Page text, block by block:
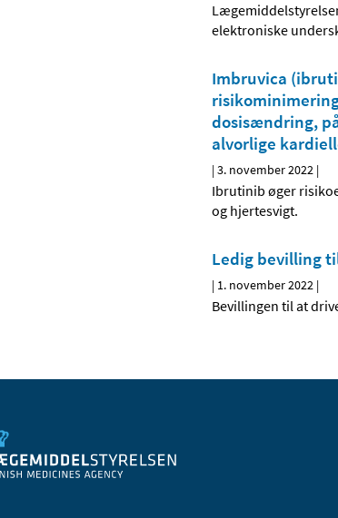
elektroniske
Imbruvica
dosisændring,
alvorlige
|3. november 2022 |
Ibrutinib øger
og hjertesvigt.
Ledig bevilling
| 1. november 2022 |
Bevillingen til at